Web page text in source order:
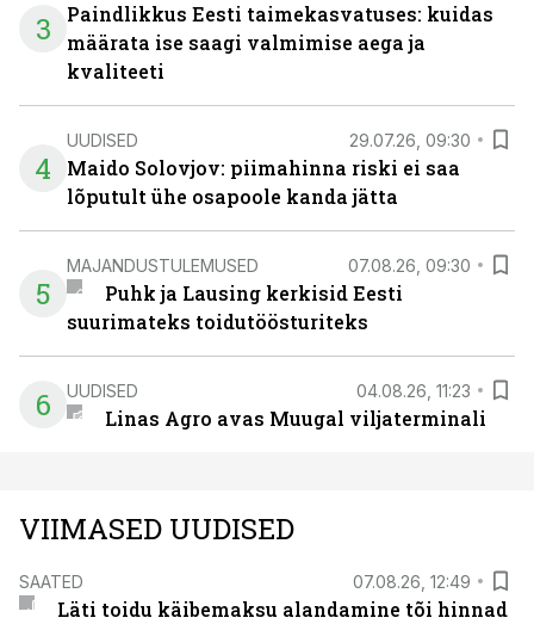
3
Paindlikkus Eesti taimekasvatuses: kuidas
määrata ise saagi valmimise aega ja
kvaliteeti
4
UUDISED 29.07.26, 09:30
Maido Solovjov: piimahinna riski ei saa
lõputult ühe osapoole kanda jätta
5
MAJANDUSTULEMUSED 07.08.26, 09:30
Puhk ja Lausing kerkisid Eesti
suurimateks toidutöösturiteks
6 UUDISED 04.08.26, 11:23
Linas Agro avas Muugal viljaterminali
VIIMASED UUDISED
SAATED 07.08.26, 12:49
Läti toidu käibemaksu alandamine tõi hinnad